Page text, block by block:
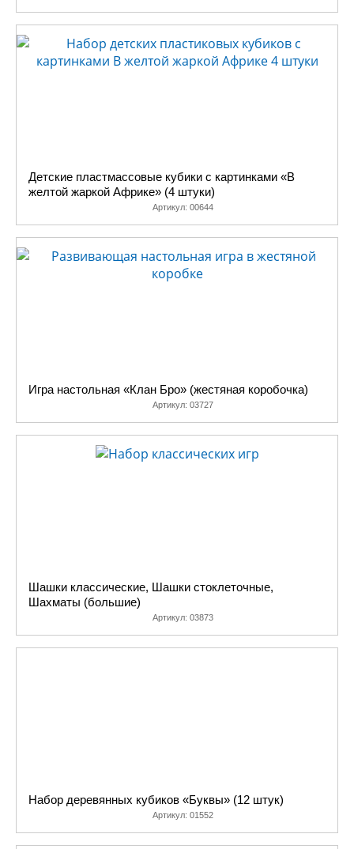
Детские пластмассовые кубики с картинками «В
желтой жаркой Африке» (4 штуки)
Артикул: 00644
Игра настольная «Клан Бро» (жестяная коробочка)
Артикул: 03727
Шашки классические, Шашки стоклеточные,
Шахматы (большие)
Артикул: 03873
Набор деревянных кубиков «Буквы» (12 штук)
Артикул: 01552